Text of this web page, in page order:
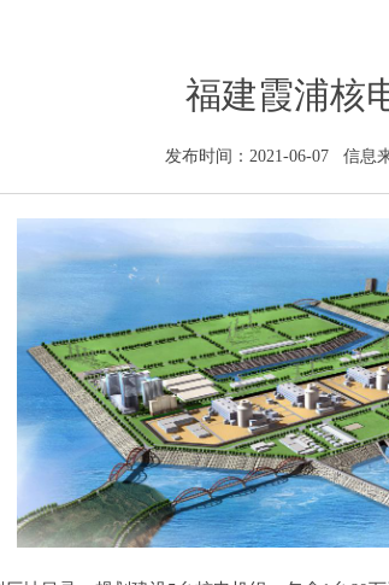
福建霞浦核
发布时间：2021-06-07 信息